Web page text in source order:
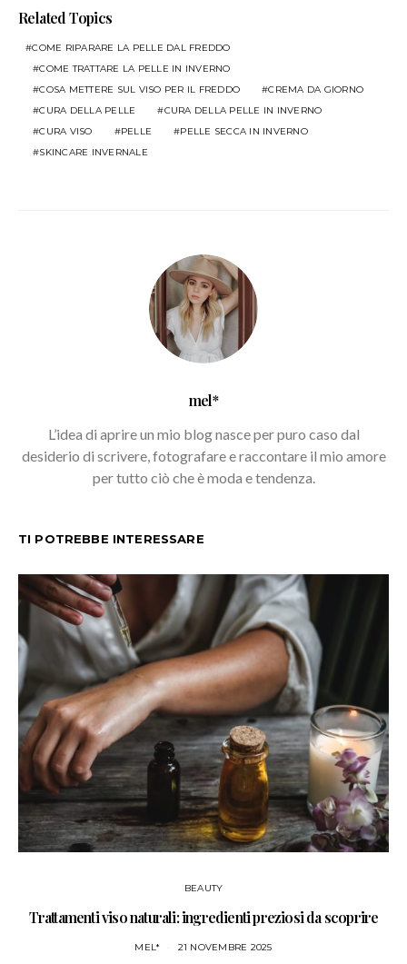
Related Topics
COME RIPARARE LA PELLE DAL FREDDO
COME TRATTARE LA PELLE IN INVERNO
COSA METTERE SUL VISO PER IL FREDDO
CREMA DA GIORNO
CURA DELLA PELLE
CURA DELLA PELLE IN INVERNO
CURA VISO
PELLE
PELLE SECCA IN INVERNO
SKINCARE INVERNALE
mel*
L’idea di aprire un mio blog nasce per puro caso dal
desiderio di scrivere, fotografare e raccontare il mio amore
per tutto ciò che è moda e tendenza.
TI POTREBBE INTERESSARE
BEAUTY
Trattamenti viso naturali: ingredienti preziosi da scoprire
MEL* 21 NOVEMBRE 2025